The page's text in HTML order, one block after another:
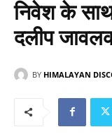
निवेश के
दलीप
BY HIMALAYAN